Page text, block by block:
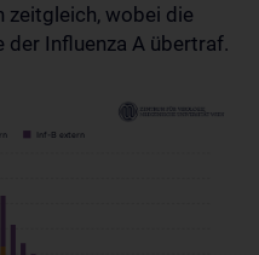
zeitgleich, wobei die
Influenza A übertraf.